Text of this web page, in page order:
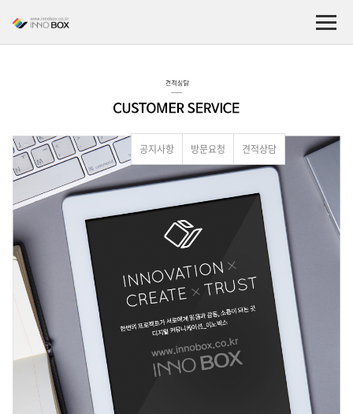
공지사항 방문요청 견적상담